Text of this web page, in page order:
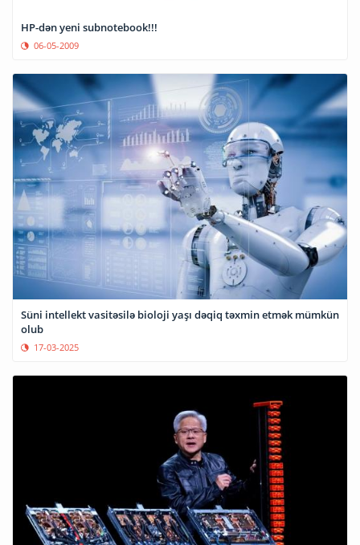
HP-dən yeni subnotebook!!!
06-05-2009
Süni intellekt vasitəsilə bioloji yaşı dəqiq təxmin etmək mümkün
olub
17-03-2025